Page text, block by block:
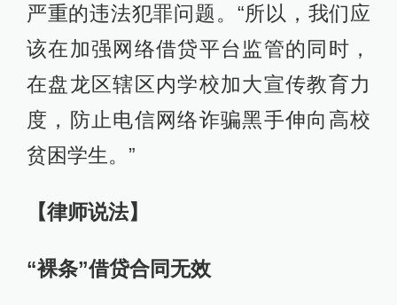
严重的违法犯罪问题。“所以，我们应
该在加强网络借贷平台监管的同时，
在盘龙区辖区内学校加大宣传教育力
度，防止电信网络诈骗黑手伸向高校
贫困学生。”
【律师说法】
“裸条”借贷合同无效